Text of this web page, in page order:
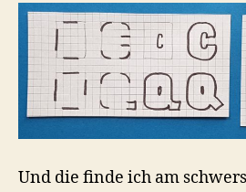
Und die finde ich am